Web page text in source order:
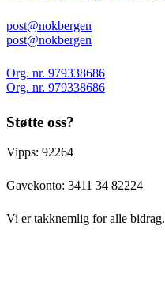
post@nokbergen
post@nokbergen
Org. nr. 979338686
Org. nr. 979338686
Støtte oss?
Vipps: 92264
Gavekonto: 3411 34 82224
Vi er takknemlig for alle bidrag.